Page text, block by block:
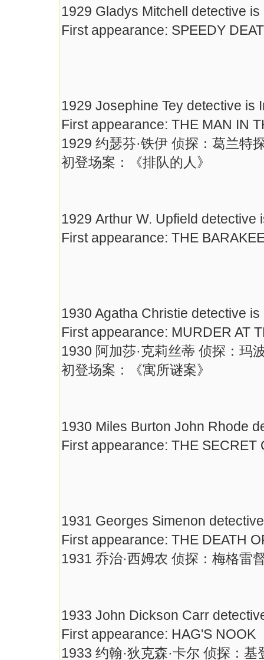
1929 Gladys Mitchell detective
First appearance: SPEEDY
1929 Josephine Tey detective is
First appearance: THE MAN IN
1929 约瑟芬·铁伊 侦探：葛兰特
初登场案：《排队的人》
1929 Arthur W. Upfield
First appearance: THE
1930 Agatha Christie detective
First appearance: MURDER AT
1930 阿加莎·克莉丝蒂 侦探：玛
初登场案：《寓所谜案》
1930 Miles Burton John Rhode
First appearance: THE SECRET
1931 Georges Simenon
First appearance: THE DEATH
1931 乔治·西姆农 侦探：梅格雷
1933 John Dickson Carr
First appearance: HAG'S NOOK
1933 约翰·狄克森·卡尔 侦探：基